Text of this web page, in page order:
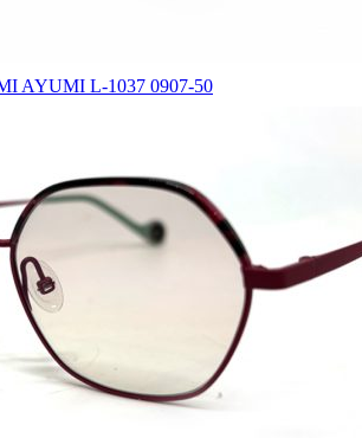
AYUMI L-1037 0907-50